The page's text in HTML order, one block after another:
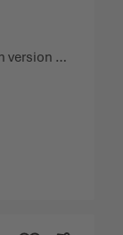
Une chaussure d’intervention classique en version cuir.